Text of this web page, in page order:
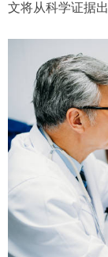
文将从科学证据